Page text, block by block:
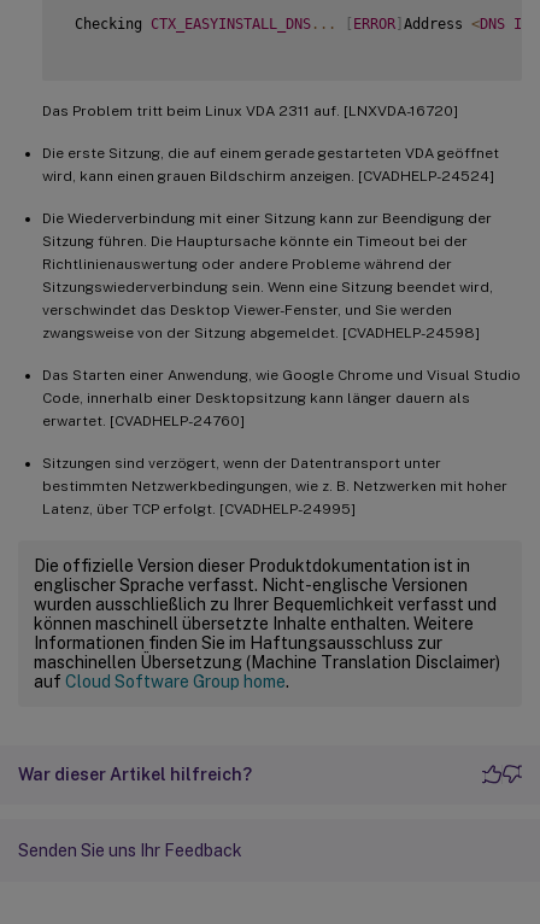
Checking CTX_EASYINSTALL_DNS ... [ ERROR] Address <DNS IP
Das Problem tritt beim Linux VDA 2311 auf. [LNXVDA-16720]
Die erste Sitzung, die auf einem gerade gestarteten VDA geöffnet
wird, kann einen grauen Bildschirm anzeigen. [CVADHELP-24524]
Die Wiederverbindung mit einer Sitzung kann zur Beendigung der
Sitzung führen. Die Hauptursache könnte ein Timeout bei der
Richtlinienauswertung oder andere Probleme während der
Sitzungswiederverbindung sein. Wenn eine Sitzung beendet wird,
verschwindet das Desktop Viewer-Fenster, und Sie werden
zwangsweise von der Sitzung abgemeldet. [CVADHELP-24598]
Das Starten einer Anwendung, wie Google Chrome und Visual Studio
Code, innerhalb einer Desktopsitzung kann länger dauern als
erwartet. [CVADHELP-24760]
Sitzungen sind verzögert, wenn der Datentransport unter
bestimmten Netzwerkbedingungen, wie z. B. Netzwerken mit hoher
Latenz, über TCP erfolgt. [CVADHELP-24995]
Die offizielle Version dieser Produktdokumentation ist in
englischer Sprache verfasst. Nicht-englische Versionen
wurden ausschließlich zu Ihrer Bequemlichkeit verfasst und
können maschinell übersetzte Inhalte enthalten. Weitere
Informationen finden Sie im Haftungsausschluss zur
maschinellen Übersetzung (Machine Translation Disclaimer)
auf Cloud Software Group home.
War dieser Artikel hilfreich?
Senden Sie uns Ihr Feedback